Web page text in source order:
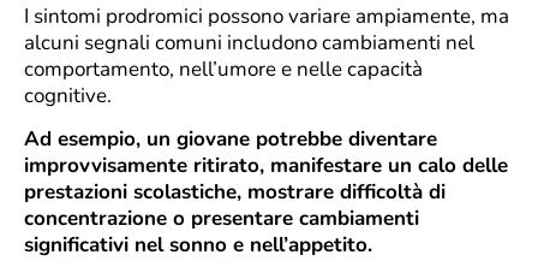
I sintomi prodromici possono variare ampiamente, ma
alcuni segnali comuni includono cambiamenti nel
comportamento, nell’umore e nelle capacità
cognitive.
Ad esempio, un giovane potrebbe diventare
improvvisamente ritirato, manifestare un calo delle
prestazioni scolastiche, mostrare difficoltà di
concentrazione o presentare cambiamenti
significativi nel sonno e nell’appetito.